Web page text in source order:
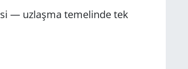
— uzlaşma temelinde tek